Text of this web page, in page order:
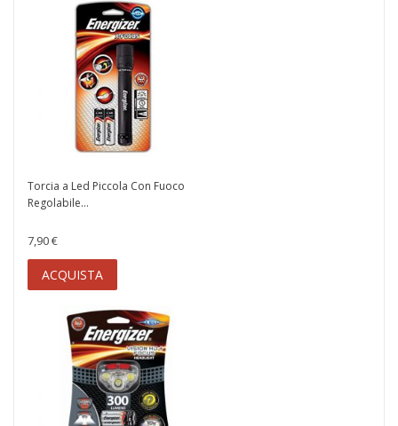
Torcia a Led Piccola Con Fuoco
Regolabile...
7,90 €
ACQUISTA